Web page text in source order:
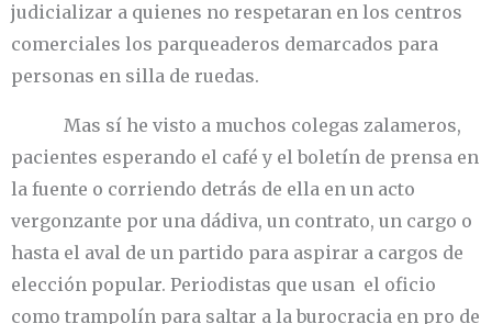
judicializar a quienes no respetaran en los centros
comerciales los parqueaderos demarcados para
personas en silla de ruedas.
Mas sí he visto a muchos colegas zalameros,
pacientes esperando el café y el boletín de prensa en
la fuente o corriendo detrás de ella en un acto
vergonzante por una dádiva, un contrato, un cargo o
hasta el aval de un partido para aspirar a cargos de
elección popular. Periodistas que usan el oficio
como trampolín para saltar a la burocracia en pro de